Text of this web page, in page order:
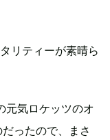
リティーが素晴ら
元気ロケッツのオ
ったので、まさ